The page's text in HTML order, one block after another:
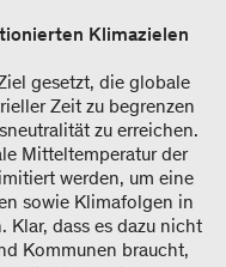
Klimazielen
gesetzt, die globale
Zeit zu begrenzen
zu erreichen.
Mitteltemperatur der
werden, um eine
sowie Klimafolgen in
Klar, dass es dazu nicht
Kommunen braucht,